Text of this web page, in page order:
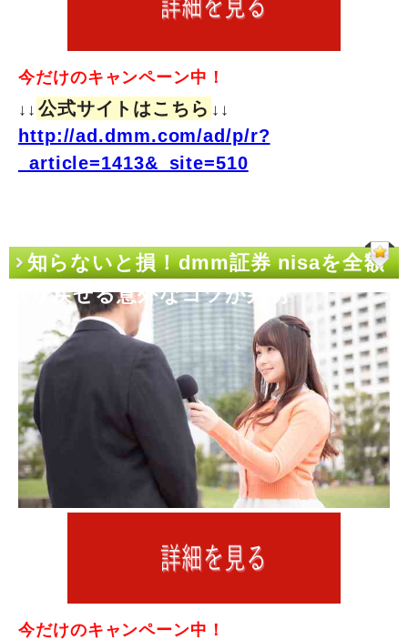
今だけのキャンペーン中！
↓↓ 公式サイトはこちら ↓↓
http://ad.dmm.com/ad/p/r?
_article=1413&_site=510
知らないと損！dmm証券 nisaを全額
取り戻せる意外なコツが判明
今だけのキャンペーン中！